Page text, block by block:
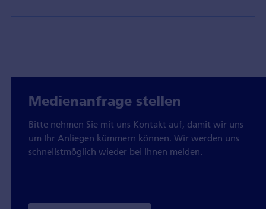
Medienanfrage stellen
Bitte nehmen Sie mit uns Kontakt auf, damit wir uns
um Ihr Anliegen kümmern können. Wir werden uns
schnellstmöglich wieder bei Ihnen melden.